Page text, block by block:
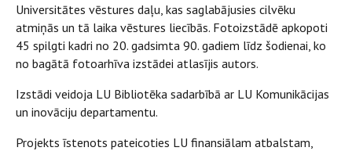
Universitātes vēstures daļu, kas saglabājusies cilvēku
atmiņās un tā laika vēstures liecībās. Fotoizstādē apkopoti
45 spilgti kadri no 20. gadsimta 90. gadiem līdz šodienai, ko
no bagātā fotoarhīva izstādei atlasījis autors.
Izstādi veidoja LU Bibliotēka sadarbībā ar LU Komunikācijas
un inovāciju departamentu.
Projekts īstenots pateicoties LU finansiālam atbalstam,